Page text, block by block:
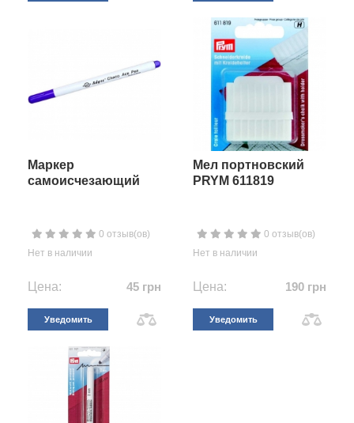
Маркер
самоисчезающий
0 отзыв(ов)
Нет в наличии
Цена: 45 грн
Уведомить
Мел портновский
PRYM 611819
0 отзыв(ов)
Нет в наличии
Цена: 190 грн
Уведомить